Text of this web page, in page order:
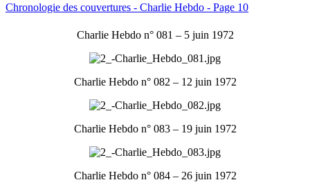
Chronologie des couvertures - Charlie Hebdo - Page 10
Charlie Hebdo n° 081 – 5 juin 1972
Charlie Hebdo n° 082 – 12 juin 1972
Charlie Hebdo n° 083 – 19 juin 1972
Charlie Hebdo n° 084 – 26 juin 1972